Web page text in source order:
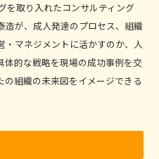
を取り入れたコンサルティング
造が、成人発達のプロセス、組織
・マネジメントに活かすのか、人
体的な戦略を現場の成功事例を交
組織の未来図をイメージできる